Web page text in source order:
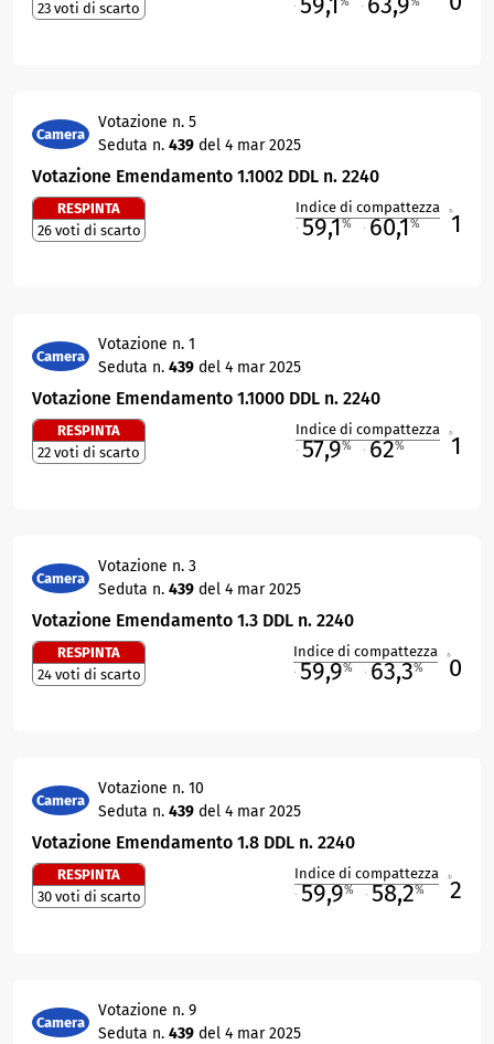
23 voti di scarto
Camera
Votazione n. 5
Seduta n. 439 del 4 mar 2025
Votazione Emendamento 1.1002 DDL n. 2240
RESPINTA
26 voti di scarto
Indice di compattezza
59,1% 60,1% 1
Camera
Votazione n. 1
Seduta n. 439 del 4 mar 2025
Votazione Emendamento 1.1000 DDL n. 2240
RESPINTA
22 voti di scarto
Indice di compattezza
57,9% 62% 1
Camera
Votazione n. 3
Seduta n. 439 del 4 mar 2025
Votazione Emendamento 1.3 DDL n. 2240
RESPINTA
24 voti di scarto
Indice di compattezza
59,9% 63,3% 0
Camera
Votazione n. 10
Seduta n. 439 del 4 mar 2025
Votazione Emendamento 1.8 DDL n. 2240
RESPINTA
30 voti di scarto
Indice di compattezza
59,9% 58,2% 2
Camera
Votazione n. 9
Seduta n. 439 del 4 mar 2025